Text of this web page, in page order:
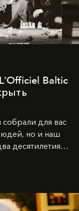
Baltic
для вас
но и наш
десятилетия.
мы от всей
был с нами все
теплом, ваша